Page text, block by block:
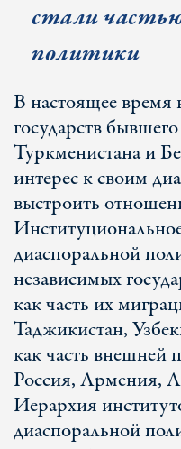
стали
политики
В настоящее время
государств
Туркменистана и
интерес к своим
выстроить
диаспоральной
независимых
как часть их
Таджикистан,
как часть внешней
Россия, Армения,
Иерархия
диаспоральной